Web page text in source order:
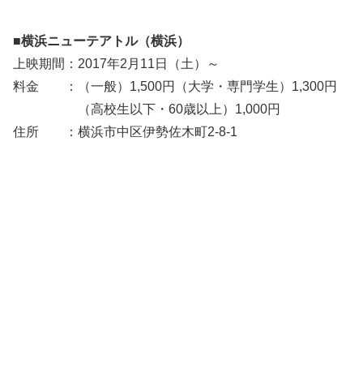
■横浜ニューテアトル（横浜）
上映期間：2017年2月11日（土）～
料金 ：（一般）1,500円（大学・専門学生）1,300円
（高校生以下・60歳以上）1,000円
住所 ：横浜市中区伊勢佐木町2-8-1